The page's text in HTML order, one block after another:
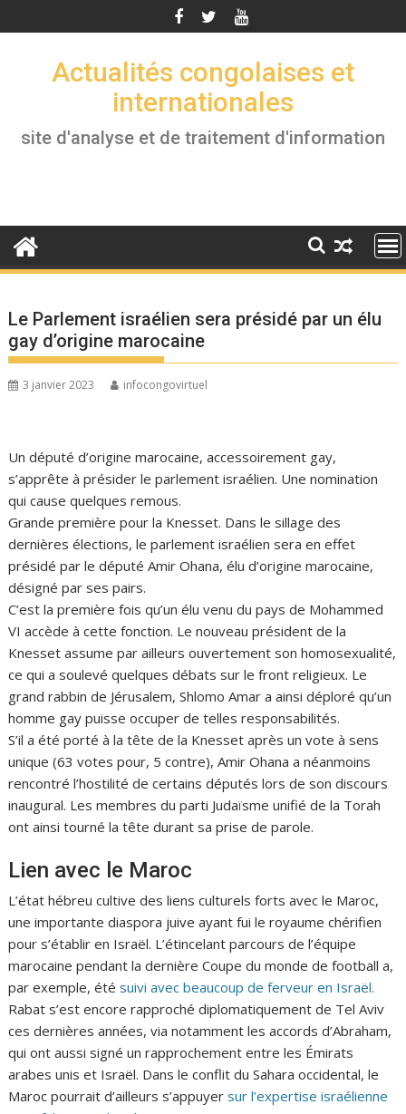
to
Actualités congolaises et
internationales
site d'analyse et de traitement d'information
Le Parlement israélien sera présidé par un élu
gay d’origine marocaine
3 janvier 2023 infocongovirtuel
Un député d’origine marocaine, accessoirement gay,
s’apprête à présider le parlement israélien. Une nomination
qui cause quelques remous.
Grande première pour la Knesset. Dans le sillage des
dernières élections, le parlement israélien sera en effet
présidé par le député Amir Ohana, élu d’origine marocaine,
désigné par ses pairs.
C’est la première fois qu’un élu venu du pays de Mohammed
VI accède à cette fonction. Le nouveau président de la
Knesset assume par ailleurs ouvertement son homosexualité,
ce qui a soulevé quelques débats sur le front religieux. Le
grand rabbin de Jérusalem, Shlomo Amar a ainsi déploré qu’un
homme gay puisse occuper de telles responsabilités.
S’il a été porté à la tête de la Knesset après un vote à sens
unique (63 votes pour, 5 contre), Amir Ohana a néanmoins
rencontré l’hostilité de certains députés lors de son discours
inaugural. Les membres du parti Judaïsme unifié de la Torah
ont ainsi tourné la tête durant sa prise de parole.
Lien avec le Maroc
L’état hébreu cultive des liens culturels forts avec le Maroc,
une importante diaspora juive ayant fui le royaume chérifien
pour s’établir en Israël. L’étincelant parcours de l’équipe
marocaine pendant la dernière Coupe du monde de football a,
par exemple, étésuivi avec beaucoup de ferveur en Israël.
Rabat s’est encore rapproché diplomatiquement de Tel Aviv
ces dernières années, via notamment les accords d’Abraham,
qui ont aussi signé un rapprochement entre les Émirats
arabes unis et Israël. Dans le conflit du Sahara occidental, le
Maroc pourrait d’ailleurs s’appuyersur l’expertise israélienne